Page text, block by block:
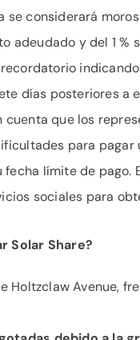
considerará
adeudado y del 1 %
días posteriores a
cuenta que los
para
límite de pago.
sociales para
Solar Share?
Holtzclaw Avenue,